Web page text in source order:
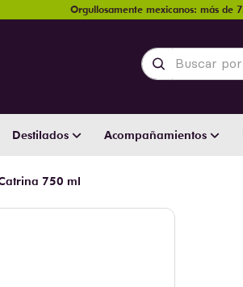
Orgullosamente mexicanos: más de
Buscar por
Destilados Acompañamientos
750 ml